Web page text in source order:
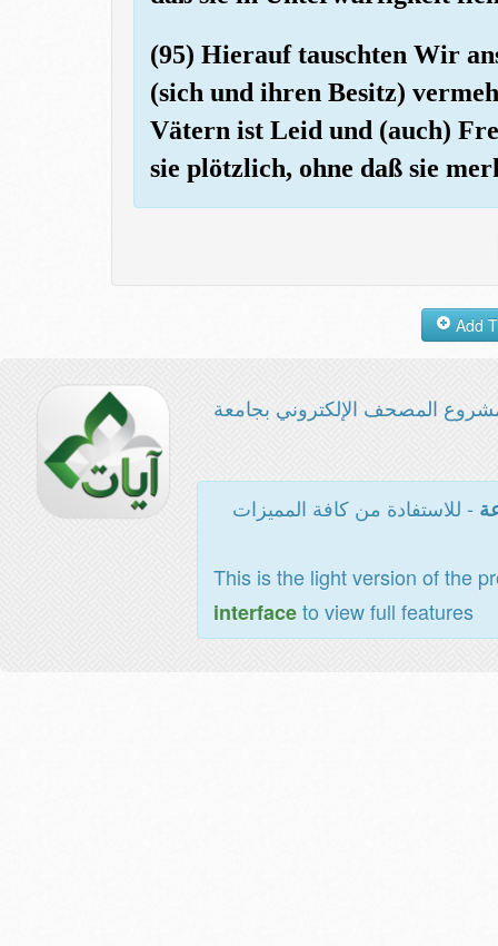
(95) Hierauf tauschten Wir
(sich und ihren Besitz)
Vätern ist Leid und (auch)
sie plötzlich, ohne daß sie
المصحف الإلكتروني بجامعة
- للاستفادة من كافة المميزات
This is the light version of the
interfaceto view full features